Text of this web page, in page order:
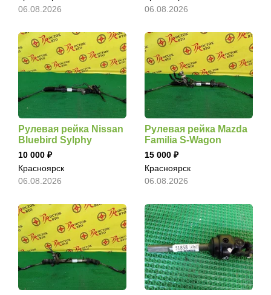
06.08.2026
06.08.2026
Рулевая рейка Nissan
Bluebird Sylphy
10 000
Красноярск
06.08.2026
Рулевая рейка Mazda
Familia S-Wagon
15 000
Красноярск
06.08.2026